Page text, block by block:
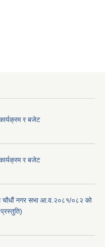
र बजेट
र बजेट
चौधौं नगर सभा आ.व.२०८१/०८२ को